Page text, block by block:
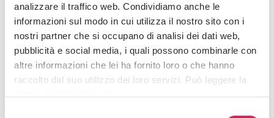
analizzare il traffico web. Condividiamo anche le
informazioni sul modo in cui utilizza il nostro sito con i
nostri partner che si occupano di analisi dei dati web,
pubblicità e social media, i quali possono combinarle con
altre informazioni che lei ha fornito loro o che hanno
raccolto dal suo utilizzo dei loro servizi. Può leggere la
nostra cookie policyqui.
Press
Contenzioso civile e penale per clienti privati,Gestione dei patrimoni,
Successioni, diritto di famiglia e pianificazione ereditaria,